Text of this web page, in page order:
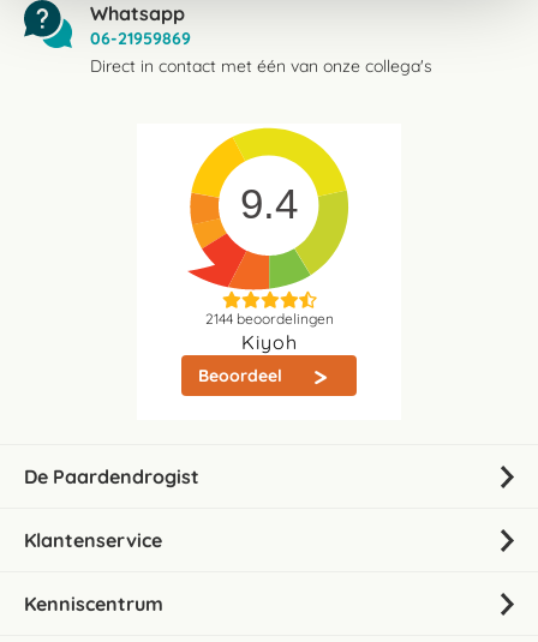
Whatsapp
06-21959869
Direct in contact met één van onze collega's
9.4
2144beoordelingen
Kiyoh
Beoordeel
De Paardendrogist
Klantenservice
Kenniscentrum